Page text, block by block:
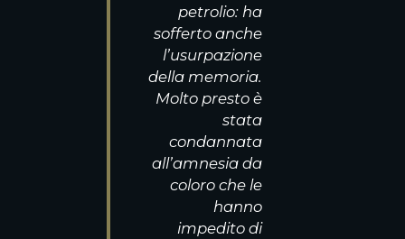
petrolio: ha
sofferto anche
l’usurpazione
della memoria.
Molto presto è
stata
condannata
all’amnesia da
coloro che le
hanno
impedito di